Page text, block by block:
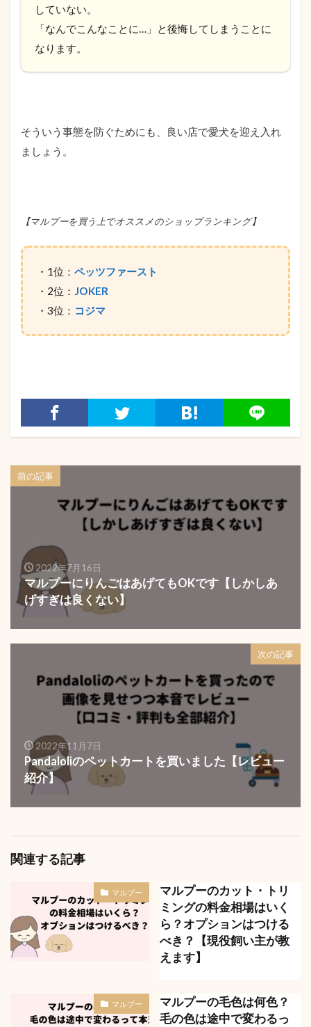
していない。
「なんでこんなことに…」と後悔してしまうことに
なります。
そういう事態を防ぐためにも、良い店で愛犬を迎え入れ
ましょう。
【マルプーを買う上でオススメのショップランキング】
・1位： ペッツファースト
・2位： JOKER
・3位： コジマ
前の記事
2022年7月16日
マルプーにりんごはあげてもOKです【しかしあ
げすぎは良くない】
次の記事
2022年11月7日
Pandaloliのペットカートを買いました【レビュー
紹介】
関連する記事
マルプー
マルプーのカット・トリ
ミングの料金相場はいく
ら？オプションはつける
べき？【現役飼い主が教
えます】
マルプー
マルプーの毛色は何色？
毛の色は途中で変わるっ